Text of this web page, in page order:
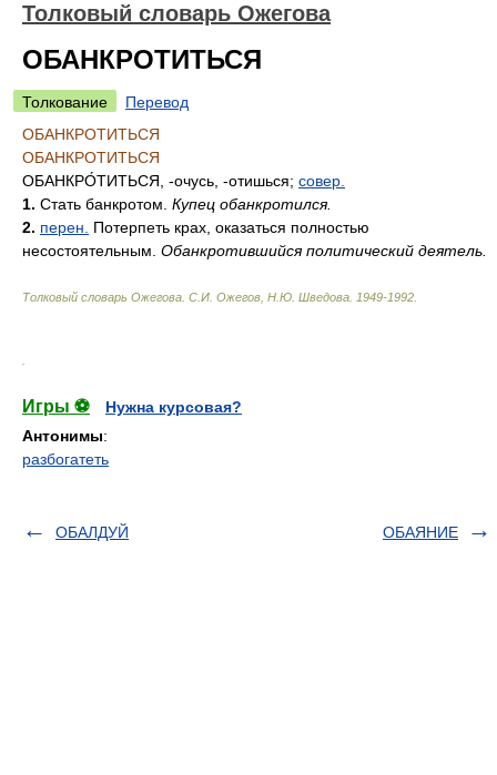
Толковый словарь Ожегова
ОБАНКРОТИТЬСЯ
Толкование
Перевод
ОБАНКРОТИТЬСЯ
ОБАНКРОТИТЬСЯ
ОБАНКРО́ТИТЬСЯ , -очусь, -отишься; совер.
1. Стать банкротом. Купец обанкротился.
2. перен.
Потерпеть крах, оказаться полностью
несостоятельным. Обанкротившийся политический деятель.
Толковый словарь Ожегова С.И. Ожегов, Н.Ю. Шведова. 1949-1992
Игры ⚽
Нужна курсовая?
Антонимы:
разбогатеть
ОБАЛДУЙ ОБАЯНИЕ